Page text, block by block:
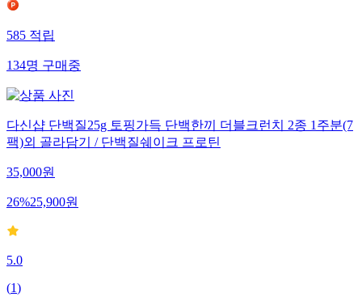
585적립
134명구매중
다신샵 단백질25g 토핑가득 단백한끼 더블크런치 2종 1주분(7
팩)외 골라담기 / 단백질쉐이크 프로틴
35,000원
26%25,900원
5.0
(1)